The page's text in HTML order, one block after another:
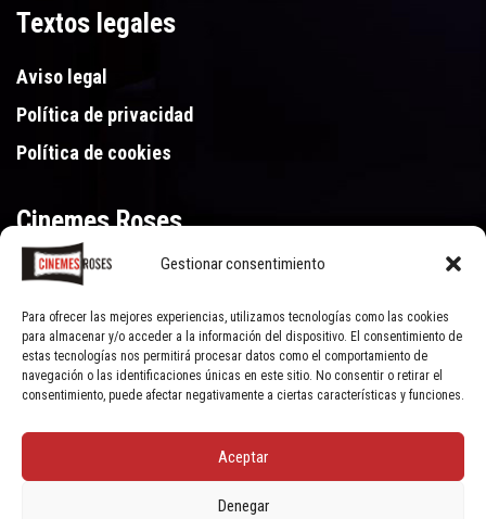
Gestionar consentimiento
Para ofrecer las mejores experiencias, utilizamos tecnologías como las cookies
para almacenar y/o acceder a la información del dispositivo. El consentimiento de
estas tecnologías nos permitirá procesar datos como el comportamiento de
navegación o las identificaciones únicas en este sitio. No consentir o retirar el
consentimiento, puede afectar negativamente a ciertas características y funciones.
Aceptar
Denegar
Textos legales
Aviso legal
Política de privacidad
Política de cookies
Cinemes Roses
Gran Via de Pau Casals 250, 17480 Roses (Girona)
972 15 46 46
© Cinemes Roses - 2022, all rights reserved | Powered by